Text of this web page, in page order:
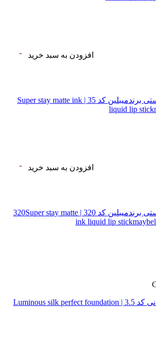
افزودن به سبد خرید
رژ مایع مات سوپر استی‌ برندمیبلین کد 35 | Super stay matte ink
liquid lip
افزودن به سبد خرید
رژ مایع مات سوپر استی‌ برندمیبلین کد 320 | 320Super stay matte
ink liquid lip
کرم پودرجورجیوآرمانی کد 3.5 | Luminous silk perfect foundation